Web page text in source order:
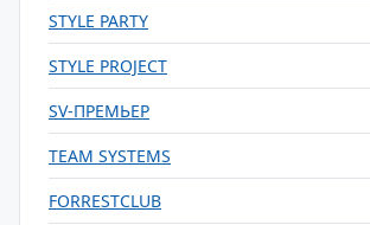
STYLE PARTY
STYLE PROJECT
SV-ПРЕМЬЕР
TEAM SYSTEMS
FORRESTCLUB